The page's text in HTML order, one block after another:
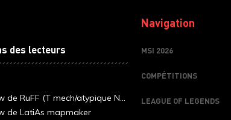
des lecteurs
de RuFF (T mech/atypique N...
de LatiAs mapmaker
Navigation
MSI 2026
COMPÉTITIONS
LEAGUE OF LEGENDS